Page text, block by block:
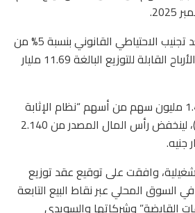
وتأتي هذه التوزيعات بعد تجنيب الاحتياطي القانوني بنسبة 5% من
صافي الربح، بتمويل من الأرباح القابلة للتوزيع البالغة 11.69 مليار
وقررت الشركة إعدام 1.42 مليون سهم من أسهم “نظام الإثابة
والتحفيز” (أسهم الخزينة)، لينخفض رأس المال المصدر من 2.140
وافقت على توقيع عقد توزيع
السوق المحلي عبر نقاط البيع التابعة
القابضة” وشركاتها والسويدي